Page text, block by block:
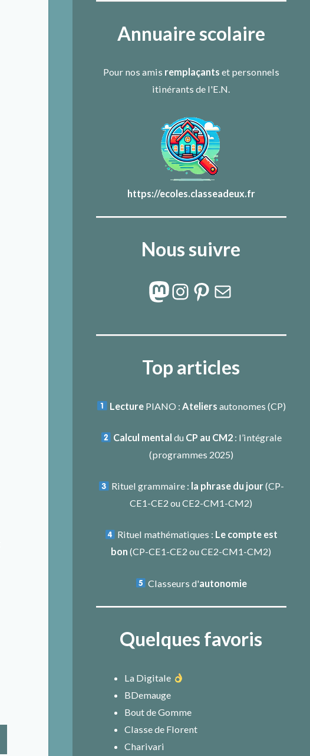
Annuaire scolaire
Pour nos amis remplaçants et personnels
itinérants de l'E.N.
https://ecoles.classeadeux.fr
Nous suivre
Mastodon
Instagram
Pinterest
E-mail
Top articles
LecturePIANO : Ateliers autonomes (CP)
Calcul mental du CP au CM2 : l’intégrale
(programmes 2025)
Rituel grammaire : la phrase du jour(CP-
CE1-CE2 ouCE2-CM1-CM2)
Rituel mathématiques : Le compte est
bon (CP-CE1-CE2 ouCE2-CM1-CM2)
Classeurs d'autonomie
Quelques favoris
La Digitale
BDemauge
Bout de Gomme
Classe de Florent
Charivari